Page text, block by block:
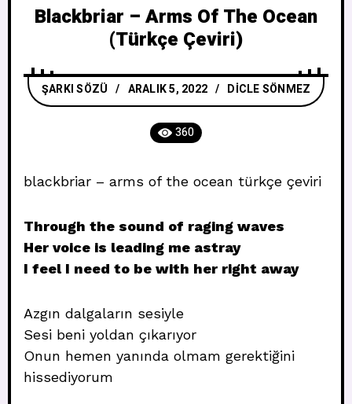
Blackbriar – Arms Of The Ocean
(Türkçe Çeviri)
ŞARKI SÖZÜ ARALIK 5, 2022 DICLE SÖNMEZ
360
blackbriar – arms of the ocean türkçe çeviri
Through the sound of raging waves
Her voice is leading me astray
I feel I need to be with her right away
Azgın dalgaların sesiyle
Sesi beni yoldan çıkarıyor
Onun hemen yanında olmam gerektiğini
hissediyorum